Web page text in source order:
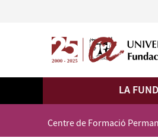
LA
Centre de Formació